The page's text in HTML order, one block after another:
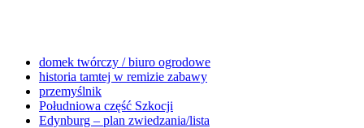
domek twórczy / biuro ogrodowe
historia tamtej w remizie zabawy
przemyślnik
Południowa część Szkocji
Edynburg – plan zwiedzania/lista